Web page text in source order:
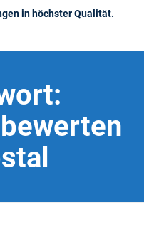
in höchster Qualität.